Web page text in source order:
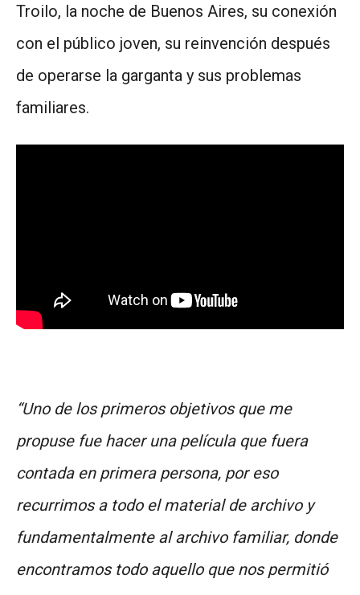
Troilo, la noche de Buenos Aires, su conexión
con el público joven, su reinvención después
de operarse la garganta y sus problemas
familiares.
“Uno de los primeros objetivos que me
propuse fue hacer una película que fuera
contada en primera persona, por eso
recurrimos a todo el material de archivo y
fundamentalmente al archivo familiar, donde
encontramos todo aquello que nos permitió